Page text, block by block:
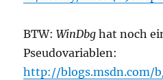
BTW:WinDbg hat noch
Pseudovariablen:
http://blogs.msdn.com/